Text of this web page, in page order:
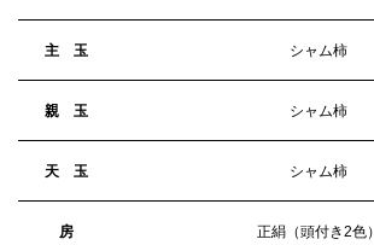
主 玉 シャム柿
親 玉 シャム柿
天 玉 シャム柿
房 正絹（頭付き2色）